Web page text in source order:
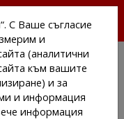
С Ваше съгласие
и
(аналитични
към вашите
и за
и информация
информация